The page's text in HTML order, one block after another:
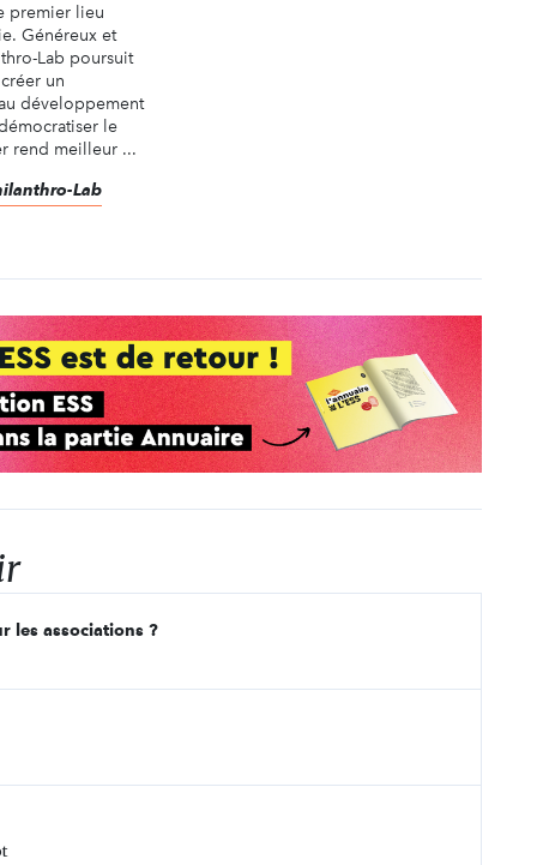
premier lieu
Généreux et
Lab poursuit
un
développement
le
rend meilleur ...
Lab
les associations ?